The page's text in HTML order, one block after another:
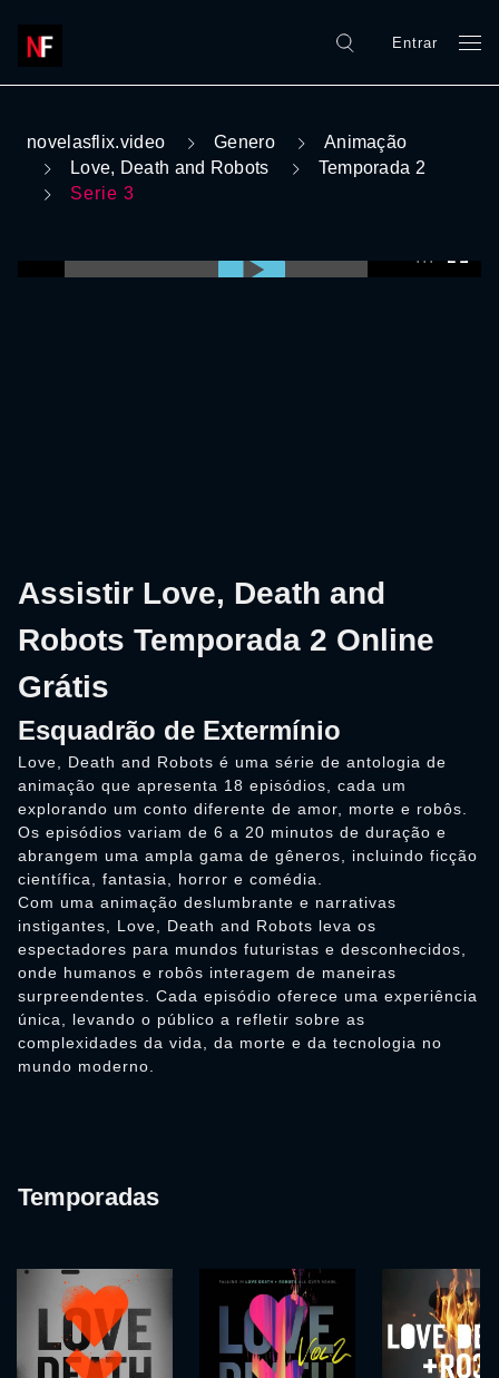
Entrar
novelasflix.video Genero
Animação
Love, Death and Robots
Temporada 2
Serie 3
Assistir Love, Death and
Robots Temporada 2 Online
Grátis
Esquadrão de Extermínio
Love, Death and Robots é uma série de antologia de
animação que apresenta 18 episódios, cada um
explorando um conto diferente de amor, morte e robôs.
Os episódios variam de 6 a 20 minutos de duração e
abrangem uma ampla gama de gêneros, incluindo ficção
científica, fantasia, horror e comédia.
Com uma animação deslumbrante e narrativas
instigantes, Love, Death and Robots leva os
espectadores para mundos futuristas e desconhecidos,
onde humanos e robôs interagem de maneiras
surpreendentes. Cada episódio oferece uma experiência
única, levando o público a refletir sobre as
complexidades da vida, da morte e da tecnologia no
mundo moderno.
Temporadas